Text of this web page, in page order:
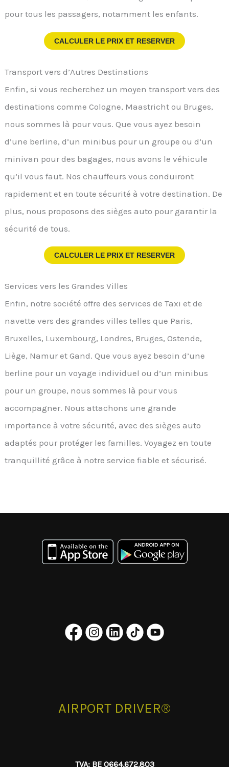
pour tous les passagers, notamment les enfants.
CALCULER LE PRIX ET RESERVER
Transport vers d’Autres Destinations
Enfin, si vous recherchez un moyen transport vers des
destinations comme Cologne, Maastricht ou Bruges,
nous sommes là pour vous. Que vous ayez besoin
d’une berline, d’un minibus pour un groupe ou d’un
minivan pour des bagages, nous avons le véhicule
qu’il vous faut. Nos chauffeurs vous conduiront
rapidement et en toute sécurité à votre destination. De
plus, nous proposons des sièges auto pour garantir la
sécurité de tous.
CALCULER LE PRIX ET RESERVER
Services vers les Grandes Villes
Enfin, notre société offre des services de Taxi et de
navette vers des grandes villes telles que Paris,
Bruxelles, Luxembourg, Londres, Bruges, Ostende,
Liège, Namur et Gand. Que vous ayez besoin d’une
berline pour un voyage individuel ou d’un minibus
pour un groupe, nous sommes là pour vous
accompagner. Nous attachons une grande
importance à votre sécurité, avec des sièges auto
adaptés pour protéger les familles. Voyagez en toute
tranquillité grâce à notre service fiable et sécurisé.
AIRPORT DRIVER®
TVA: BE 0664.672.803